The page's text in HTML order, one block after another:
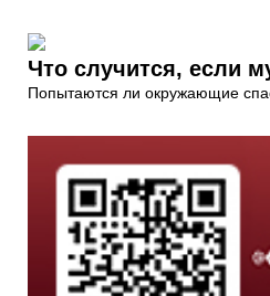
Что случится, если
Попытаются ли окружающие